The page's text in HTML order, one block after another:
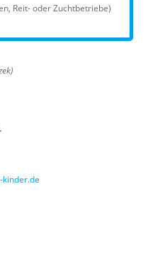
Reit- oder Zuchtbetriebe)